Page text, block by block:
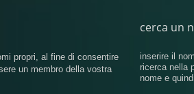
propri, al fine di consentire
un membro della vostra
cerca un
inserire il
ricerca nella
nome e